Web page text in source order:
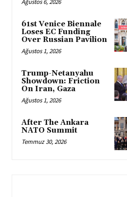
Ağustos 6, 2026
61st Venice Biennale
Loses EC Funding
Over Russian Pavilion
Ağustos 1, 2026
Trump-Netanyahu
Showdown: Friction
On Iran, Gaza
Ağustos 1, 2026
After The Ankara
NATO Summit
Temmuz 30, 2026